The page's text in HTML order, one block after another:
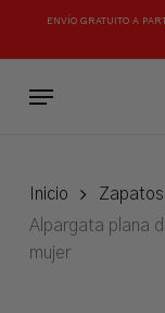
content
ENVÍO GRATUITO A
Menu
Inicio
Alpargata plana
mujer